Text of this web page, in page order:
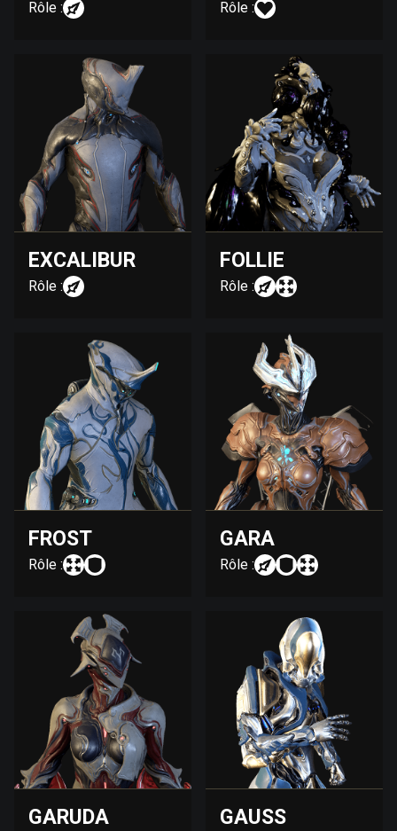
Rôle : Rôle :
EXCALIBUR
Rôle :
FOLLIE
Rôle :
FROST
Rôle :
GARA
Rôle :
GARUDA GAUSS